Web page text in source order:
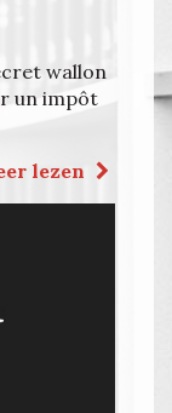
wallon
un impôt
lezen